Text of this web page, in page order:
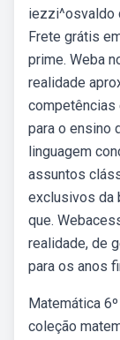
iezzi^osvaldo
Frete grátis
prime. Weba
realidade
competências
para o ensino
linguagem
assuntos
exclusivos da
que.
realidade, de
para os anos
Matemática
coleção